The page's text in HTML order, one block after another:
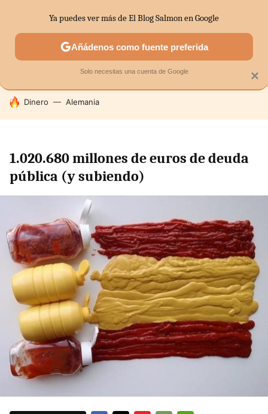
MENÚ NUEVO
ECONOMÍA DOMÉSTICA MERCADOS
HOY SE HABLA DE
Dinero Alemania
1.020.680 millones de euros de deuda
pública (y subiendo)
×
Ya puedes ver más de El Blog Salmon en Google
Añádenos como fuente preferida
Solo necesitas una cuenta de Google